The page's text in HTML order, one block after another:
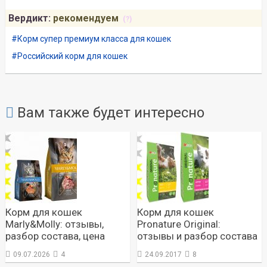
Вердикт: рекомендуем (?)
Корм супер премиум класса для кошек
Российский корм для кошек
Вам также будет интересно
Корм для кошек
Marly&Molly: отзывы,
разбор состава, цена
09.07.2026 4
Корм для кошек
Pronature Original:
отзывы и разбор состава
24.09.2017 8